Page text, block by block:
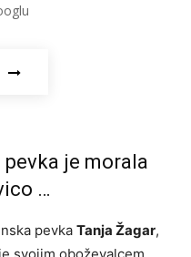
je morala
…
pevka Tanja Žagar,